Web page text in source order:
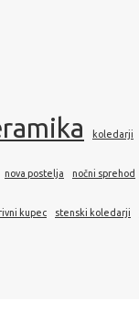
koledarji
nova postelja nočni sprehod
kupec stenski koledarji